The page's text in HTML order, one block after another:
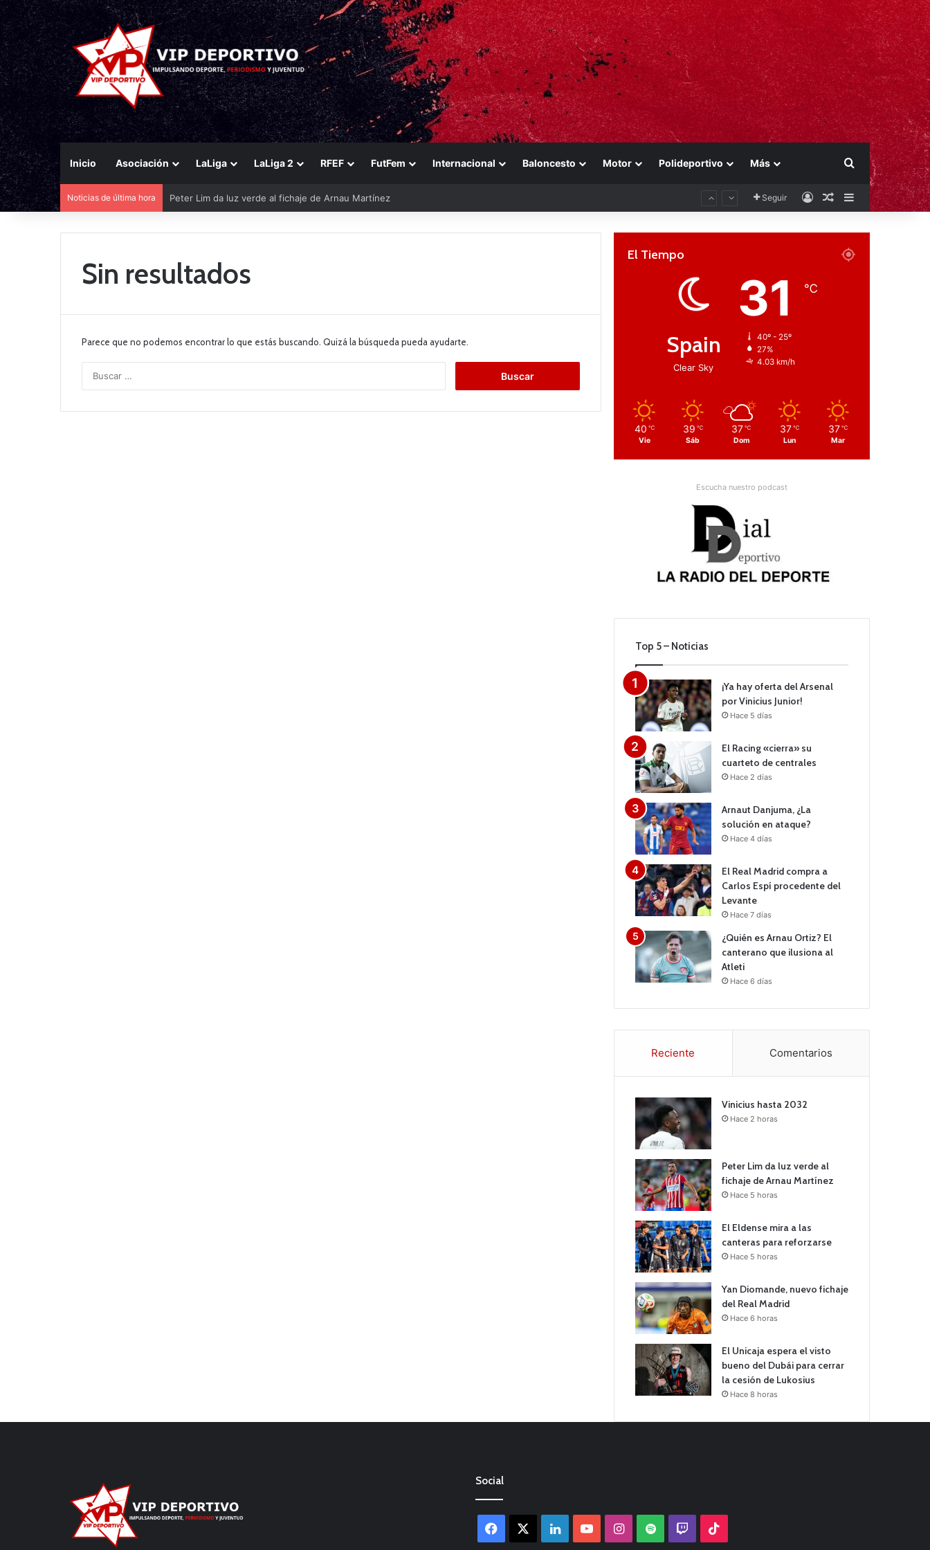
Inicio Asociación LaLiga LaLiga 2 RFEF FutFem Internacional Baloncesto Motor Polideportivo Más Buscar por
Noticias de última hora Peter Lim da luz verde al fichaje de Arnau Martínez Seguir AccesoPublicación al
Barra lateral
Sin resultados
Parece que no podemos encontrar lo que estás buscando. Quizá la búsqueda pueda ayudarte.
c
El Tiempo
Spain
Clear Sky
31 ℃
40º - 25º
27%
4.03 km/h
40 ℃
Vie
39 ℃
Sáb
37 ℃
Dom
37 ℃
Lun
37 ℃
Mar
Escucha nuestro podcast
Top 5 – Noticias
¡Ya hay oferta del Arsenal
por Vinicius Junior!
Hace 5 días
El Racing «cierra» su
cuarteto de centrales
Hace 2 días
Arnaut Danjuma, ¿La
solución en ataque?
Hace 4 días
El Real Madrid compra a
Carlos Espí procedente del
Levante
Hace 7 días
¿Quién es Arnau Ortiz? El
canterano que ilusiona al
Atleti
Hace 6 días
Reciente Comentarios
Vinicius hasta 2032
Hace 2 horas
Peter Lim da luz verde al
fichaje de Arnau Martínez
Hace 5 horas
El Eldense mira a las
canteras para reforzarse
Hace 5 horas
Yan Diomande, nuevo fichaje
del Real Madrid
Hace 6 horas
El Unicaja espera el visto
bueno del Dubái para cerrar
la cesión de Lukosius
Hace 8 horas
Social
Facebook LinkedInYouTubeInstagram
Spotify Twitch